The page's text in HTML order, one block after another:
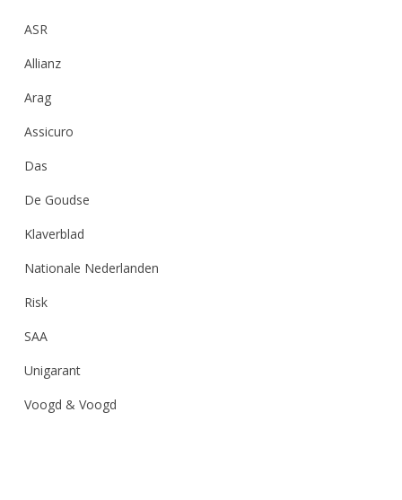
ASR
Allianz
Arag
Assicuro
Das
De Goudse
Klaverblad
Nationale Nederlanden
Risk
SAA
Unigarant
Voogd & Voogd